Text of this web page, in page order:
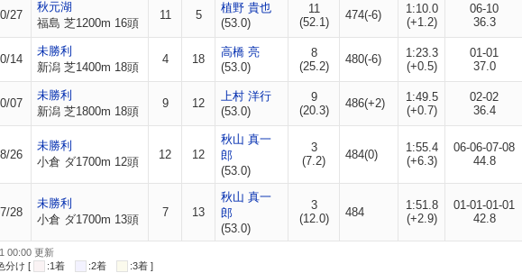
27
秋元湖
福島 芝1200m 16頭
11 5
植野 貴也
(53.0)
11
(52.1)
474(-6)
1:10.0
(+1.2)
06-10
36.3
14
未勝利
新潟 芝1400m 18頭
4 18
高橋 亮
(53.0)
8
(25.2)
480(-6)
1:23.3
(+0.5)
01-01
37.0
07
未勝利
新潟 芝1800m 18頭
9 12
上村 洋行
(53.0)
9
(20.3)
486(+2)
1:49.5
(+0.7)
02-02
36.4
26
未勝利
小倉 ダ1700m 12頭
12 12
秋山 真一
郎
(53.0)
3
(7.2)
484(0)
1:55.4
(+6.3)
06-06-07-08
44.8
28
未勝利
小倉 ダ1700m 13頭
7 13
秋山 真一
郎
(53.0)
3
(12.0)
484
1:51.8
(+2.9)
01-01-01-01
42.8
00:00 更新
分け [
:1着 :2着
:3着 ]